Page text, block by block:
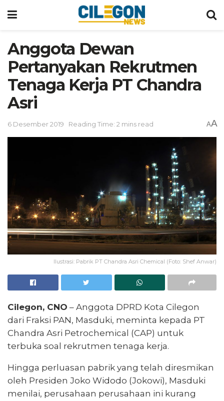
Anggota Dewan
Pertanyakan Rekrutmen
Tenaga Kerja PT Chandra
Asri
6 Desember 2019 Reading Time: 2 mins read AA
Ilustrasi: Pabrik PT Chandra Asri Chemical (Foto: Shef Anwar)
Cilegon, CNO – Anggota DPRD Kota Cilegon
dari Fraksi PAN, Masduki, meminta kepada PT
Chandra Asri Petrochemical (CAP) untuk
terbuka soal rekrutmen tenaga kerja.
Hingga perluasan pabrik yang telah diresmikan
oleh Presiden Joko Widodo (Jokowi), Masduki
menilai, perusahaan perusahaan ini kurang